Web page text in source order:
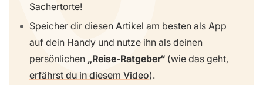
Sachertorte!
Speicher dir diesen Artikel am besten als App
auf dein Handy und nutze ihn als deinen
persönlichen „Reise-Ratgeber“ (wie das geht,
erfährst du in diesem Video).